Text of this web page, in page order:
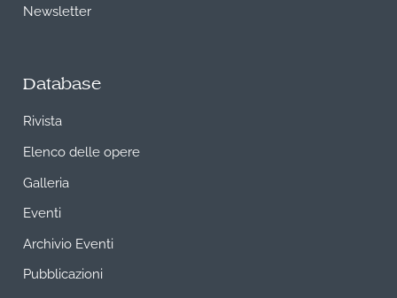
Newsletter
Database
Rivista
Elenco delle opere
Galleria
Eventi
Archivio Eventi
Pubblicazioni